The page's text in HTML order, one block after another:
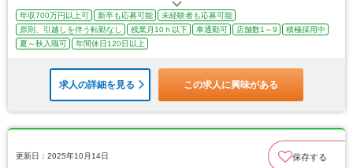
年収700万円以上可 新卒も応募可能
未経験者も応募可能
原則、引越しを伴う転勤なし
残業月10ｈ以下 車通勤可 店舗数1～9
積極採用中
夏～秋入職可
年間休日120日以上
求人の詳細を見る この求人に興味がある
更新日：2025年10月14日 保存する